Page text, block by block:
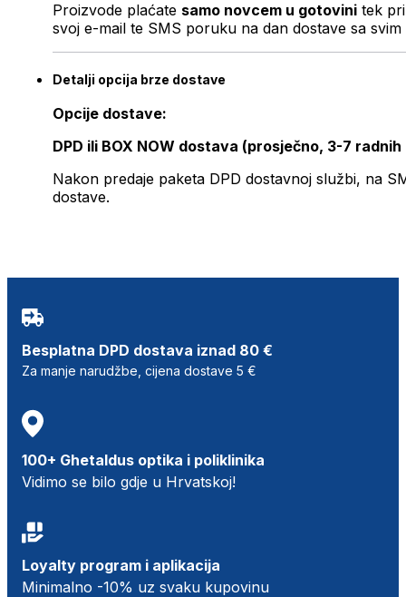
Proizvode plaćate samo novcem u gotovini tek
svoj e-mail te SMS poruku na dan dostave sa svim
Detalji opcija brze dostave
Opcije dostave:
DPD ili BOX NOW dostava (prosječno, 3-7 radnih
Nakon predaje paketa DPD dostavnoj službi, na
dostave.
Besplatna DPD dostava iznad 80 €
Za manje narudžbe, cijena dostave 5 €
100+ Ghetaldus optika i poliklinika
Vidimo se bilo gdje u Hrvatskoj!
Loyalty program i aplikacija
Minimalno -10% uz svaku kupovinu